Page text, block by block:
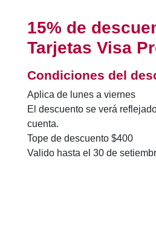
15% de
Tarjetas Visa
Condiciones del
Aplica de lunes a viernes
El descuento se verá
cuenta.
Tope de descuento $400
Valido hasta el 30 de